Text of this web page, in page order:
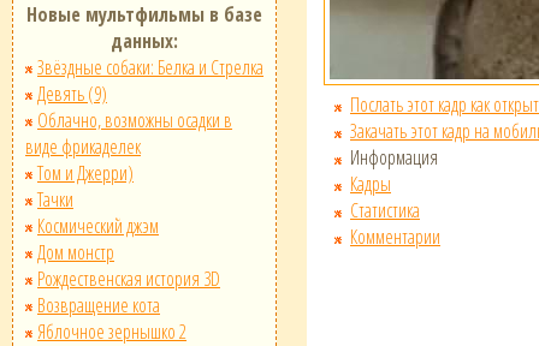
Новые мультфильмы в базе
данных:
Звёздные собаки: Белка и Стрелка
Девять (9)
Облачно, возможны осадки в
виде фрикаделек
Том и Джерри)
Тачки
Космический джэм
Дом монстр
Рождественская история 3D
Возвращение кота
Яблочное зернышко 2
Послать этот кадр как
Закачать этот кадр на
Информация
Кадры
Статистика
Комментарии